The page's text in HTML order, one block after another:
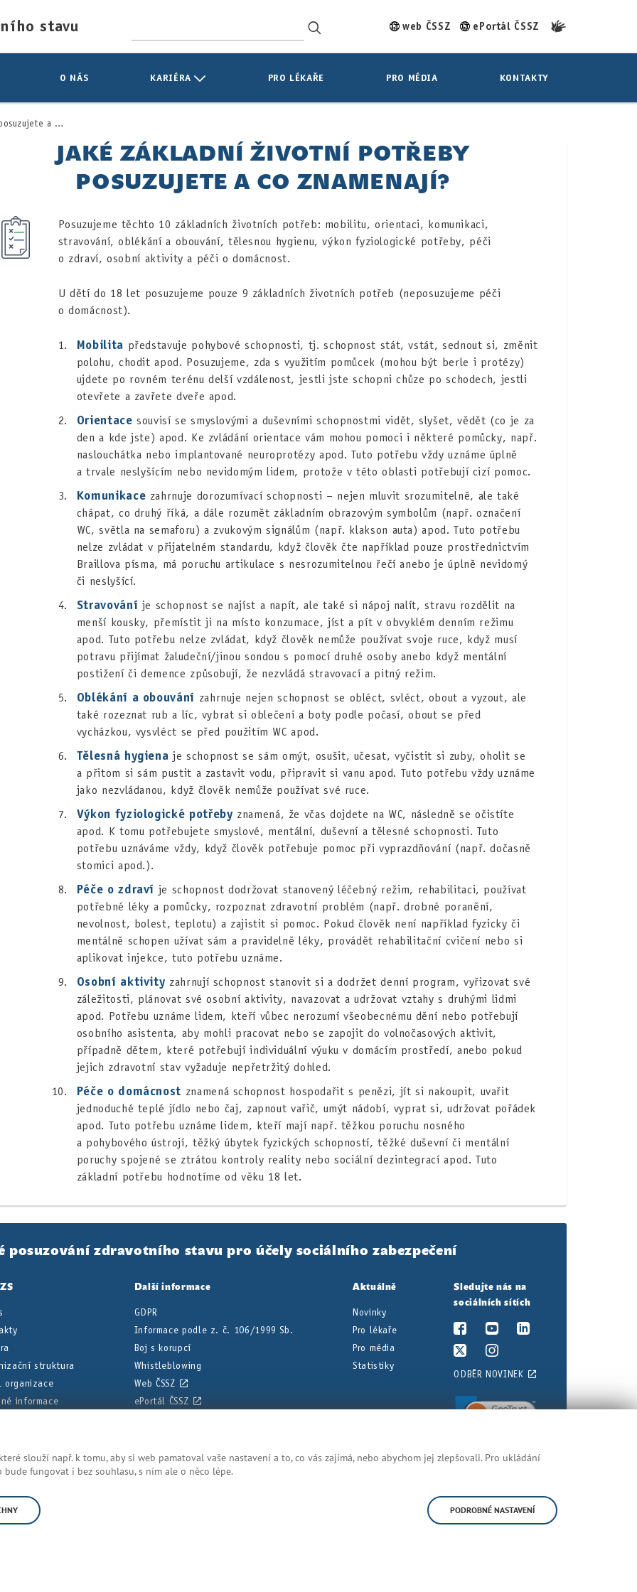
stavu web ČSSZ ePortál ČSSZ
O NÁS KARIÉRA PRO LÉKAŘE PRO MÉDIA KONTAKTY
co znamenají?
JAKÉ ZÁKLADNÍ ŽIVOTNÍ POTŘEBY
POSUZUJETE A CO ZNAMENAJÍ?
Posuzujeme těchto 10 základních životních potřeb: mobilitu, orientaci, komunikaci,
stravování, oblékání a obouvání, tělesnou hygienu, výkon fyziologické potřeby, péči
o zdraví, osobní aktivity a péči o domácnost.
U dětí do 18 let posuzujeme pouze 9 základních životních potřeb (neposuzujeme péči
o domácnost).
Mobilita představuje pohybové schopnosti, tj. schopnost stát, vstát, sednout si, změnit
polohu, chodit apod. Posuzujeme, zda s využitím pomůcek (mohou být berle i protézy)
ujdete po rovném terénu delší vzdálenost, jestli jste schopni chůze po schodech, jestli
otevřete a zavřete dveře apod.
Orientacesouvisí se smyslovými a duševními schopnostmi vidět, slyšet, vědět (co je za
den a kde jste) apod. Ke zvládání orientace vám mohou pomoci i některé pomůcky, např.
naslouchátka nebo implantované neuroprotézy apod. Tuto potřebu vždy uznáme úplně
a trvale neslyšícím nebo nevidomým lidem, protože v této oblasti potřebují cizí pomoc.
Komunikace zahrnuje dorozumívací schopnosti – nejen mluvit srozumitelně, ale také
chápat, co druhý říká, a dále rozumět základním obrazovým symbolům (např. označení
WC, světla na semaforu) a zvukovým signálům (např. klakson auta) apod. Tuto potřebu
nelze zvládat v přijatelném standardu, když člověk čte například pouze prostřednictvím
Braillova písma, má poruchu artikulace s nesrozumitelnou řečí anebo je úplně nevidomý
či neslyšící.
Stravování je schopnost se najíst a napít, ale také si nápoj nalít, stravu rozdělit na
menší kousky, přemístit ji na místo konzumace, jíst a pít v obvyklém denním režimu
apod. Tuto potřebu nelze zvládat, když člověk nemůže používat svoje ruce, když musí
potravu přijímat žaludeční/jinou sondou s pomocí druhé osoby anebo když mentální
postižení či demence způsobují, že nezvládá stravovací a pitný režim.
Oblékání a obouvání zahrnuje nejen schopnost se obléct, svléct, obout a vyzout, ale
také rozeznat rub a líc, vybrat si oblečení a boty podle počasí, obout se před
vycházkou, vysvléct se před použitím WC apod.
Tělesná hygiena je schopnost se sám omýt, osušit, učesat, vyčistit si zuby, oholit se
a přitom si sám pustit a zastavit vodu, připravit si vanu apod. Tuto potřebu vždy uznáme
jako nezvládanou, když člověk nemůže používat své ruce.
Výkon fyziologické potřeby znamená, že včas dojdete na WC, následně se očistíte
apod. K tomu potřebujete smyslové, mentální, duševní a tělesné schopnosti. Tuto
potřebu uznáváme vždy, když člověk potřebuje pomoc při vyprazdňování (např. dočasně
stomici apod.).
Péče o zdraví je schopnost dodržovat stanovený léčebný režim, rehabilitaci, používat
potřebné léky a pomůcky, rozpoznat zdravotní problém (např. drobné poranění,
nevolnost, bolest, teplotu) a zajistit si pomoc. Pokud člověk není například fyzicky či
mentálně schopen užívat sám a pravidelně léky, provádět rehabilitační cvičení nebo si
aplikovat injekce, tuto potřebu uznáme.
Osobní aktivity zahrnují schopnost stanovit si a dodržet denní program, vyřizovat své
záležitosti, plánovat své osobní aktivity, navazovat a udržovat vztahy s druhými lidmi
apod. Potřebu uznáme lidem, kteří vůbec nerozumí všeobecnému dění nebo potřebují
osobního asistenta, aby mohli pracovat nebo se zapojit do volnočasových aktivit,
případně dětem, které potřebují individuální výuku v domácím prostředí, anebo pokud
jejich zdravotní stav vyžaduje nepřetržitý dohled.
Péče o domácnost znamená schopnost hospodařit s penězi, jít si nakoupit, uvařit
jednoduché teplé jídlo nebo čaj, zapnout vařič, umýt nádobí, vyprat si, udržovat pořádek
apod. Tuto potřebu uznáme lidem, kteří mají např. těžkou poruchu nosného
a pohybového ústrojí, těžký úbytek fyzických schopností, těžké duševní či mentální
poruchy spojené se ztrátou kontroly reality nebo sociální dezintegrací apod. Tuto
základní potřebu hodnotíme od věku 18 let.
posuzování zdravotního stavu pro účely sociálního zabezpečení
struktura
organizace
informace
Další informace
GDPR
Informace podle z. č. 106/1999 Sb.
Boj s korupcí
Whistleblowing
Web ČSSZ
ePortál ČSSZ
Aktuálně
Novinky
Pro lékaře
Pro média
Statistiky
Sledujte nás na
sociálních sítích
ODBĚR NOVINEK
aby bylo posudkové lékařství srozumitelnější. Přesná znění najdete v právních předpisech.
Prohlášení o přístupnosti Mapa stránek
slouží např. k tomu, aby si web pamatoval vaše nastavení a to, co vás zajímá, nebo abychom jej zlepšovali. Pro ukládání
fungovat i bez souhlasu, s ním ale o něco lépe.
PODROBNÉ NASTAVENÍ